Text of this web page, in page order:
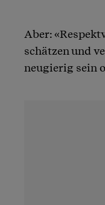
Aber:
schätzen und
neugierig sein